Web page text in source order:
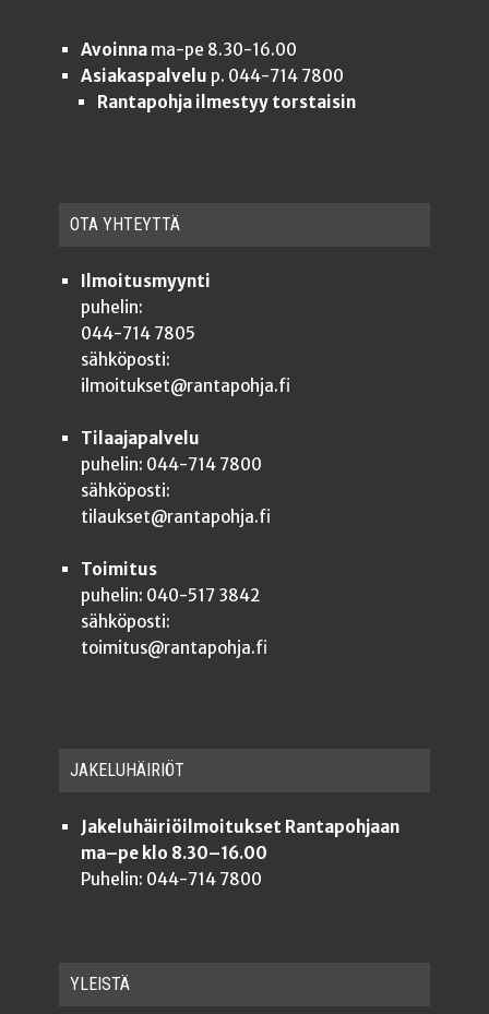
Avoinnama-pe 8.30-16.00
Asiakaspalvelu p. 044-714 7800
Rantapohja ilmestyy torstaisin
OTA YHTEYT­TÄ
Ilmoitusmyynti
puhelin:
044-714 7805
sähköposti:
ilmoitukset@rantapohja.fi
Tilaajapalvelu
puhelin: 044-714 7800
sähköposti:
tilaukset@rantapohja.fi
Toimitus
puhelin: 040-517 3842
sähköposti:
toimitus@rantapohja.fi
JAKE­LU­HÄI­RIÖT
Jakeluhäiriöilmoitukset Rantapohjaan
ma–pe klo 8.30–16.00
Puhelin: 044-714 7800
YLEISTÄ